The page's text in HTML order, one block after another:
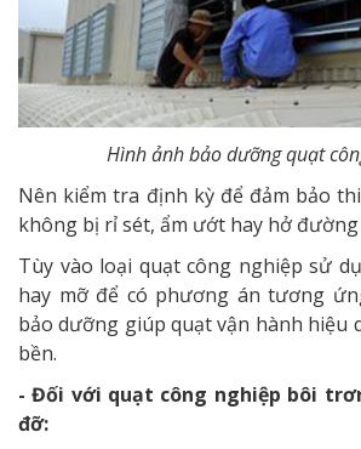
Hình ảnh bảo dưỡng quạt
Nên kiểm tra định kỳ để đảm bảo
không bị rỉ sét, ẩm ướt hay hở đường
Tùy vào loại quạt công nghiệp sử
hay mỡ để có phương án tương
bảo dưỡng giúp quạt vận hành hiệu
bền.
- Đối với quạt công nghiệp bôi
đỡ: